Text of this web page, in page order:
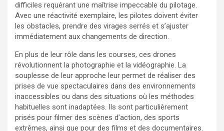
difficiles requérant une maîtrise impeccable du pilotage.
Avec une réactivité exemplaire, les pilotes doivent éviter
les obstacles, prendre des virages serrés et s’ajuster
immédiatement aux changements de direction.
En plus de leur rôle dans les courses, ces drones
révolutionnent la photographie et la vidéographie. La
souplesse de leur approche leur permet de réaliser des
prises de vue spectaculaires dans des environnements
inaccessibles ou dans des situations où les méthodes
habituelles sont inadaptées. Ils sont particulièrement
prisés pour filmer des scènes d’action, des sports
extrêmes, ainsi que pour des films et des documentaires.